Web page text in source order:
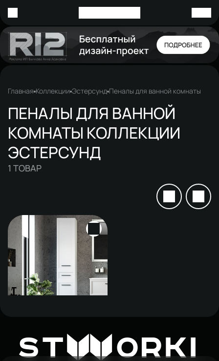
Главная Коллекции Эстерсунд Пеналы для ванной комнаты
ПЕНАЛЫ ДЛЯ ВАННОЙ
КОМНАТЫ КОЛЛЕКЦИИ
ЭСТЕРСУНД
1 ТОВАР
STWORKI Эстерсунд Правый
подвесной, матовый белый,
фурнитура черная
25 650 ₽ 30 000 ₽
STW ORKI